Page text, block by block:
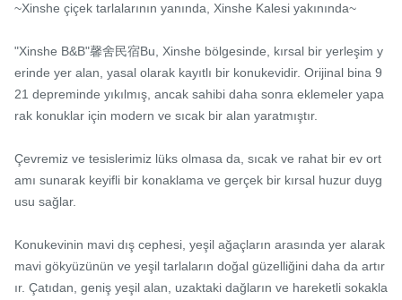
~Xinshe çiçek tarlalarının yanında, Xinshe Kalesi yakınında~
"Xinshe B&B"馨舍民宿Bu, Xinshe bölgesinde, kırsal bir yerleşim y
erinde yer alan, yasal olarak kayıtlı bir konukevidir. Orijinal bina 9
21 depreminde yıkılmış, ancak sahibi daha sonra eklemeler yapa
rak konuklar için modern ve sıcak bir alan yaratmıştır.
Çevremiz ve tesislerimiz lüks olmasa da, sıcak ve rahat bir ev ort
amı sunarak keyifli bir konaklama ve gerçek bir kırsal huzur duyg
usu sağlar.
Konukevinin mavi dış cephesi, yeşil ağaçların arasında yer alarak
mavi gökyüzünün ve yeşil tarlaların doğal güzelliğini daha da artır
ır. Çatıdan, geniş yeşil alan, uzaktaki dağların ve hareketli sokakla